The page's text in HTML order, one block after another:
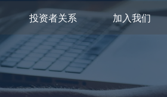
投资者关系 加入我们